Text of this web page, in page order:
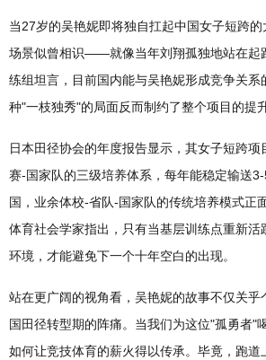
当27岁的吴艳妮即将独自扛起中国女子短跨
场景似曾相识——就像当年刘翔孤独地站在起
练组坦言，目前国内能与吴艳妮形成竞争关系
种"一枝独秀"的局面反而制约了整个项目的提升
日本田径协会的年度报告显示，其女子短跨
赛-国家队的三级培养体系，每年能稳定输送
国，业余体校-省队-国家队的传统培养模式正
体育社会学家指出，只有当基层训练点重新活
环境，才能避免下一个十年空白的出现。
站在更广阔的视角看，吴艳妮的故事不仅关乎
国田径转型期的阵痛。当我们为这位"孤勇者"
如何让竞技体育的薪火得以传承。毕竟，跑